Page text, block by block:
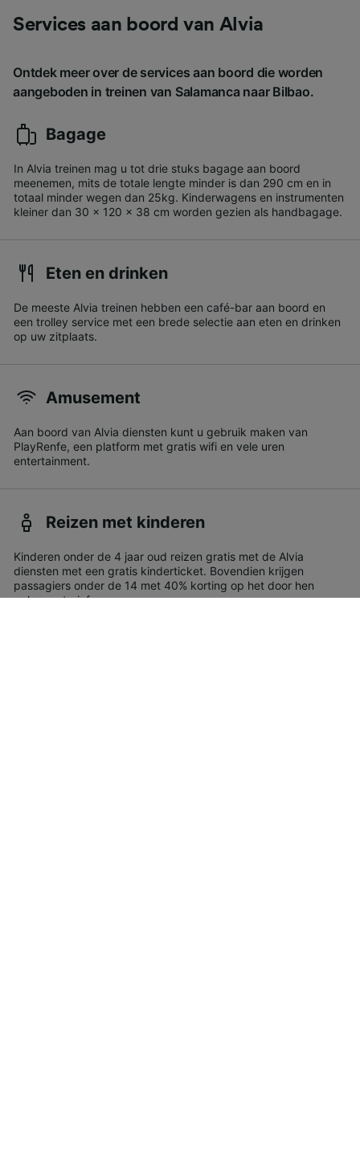
Services aan boord van Alvia
Ontdek meer over de services aan boord die worden
aangeboden in treinen van Salamanca naar Bilbao.
Bagage
In Alvia treinen mag u tot drie stuks bagage aan boord
meenemen, mits de totale lengte minder is dan 290 cm en in
totaal minder wegen dan 25kg. Kinderwagens en instrumenten
kleiner dan 30 x 120 x 38 cm worden gezien als handbagage.
Eten en drinken
De meeste Alvia treinen hebben een café-bar aan boord en
een trolley service met een brede selectie aan eten en drinken
op uw zitplaats.
Amusement
Aan boord van Alvia diensten kunt u gebruik maken van
PlayRenfe, een platform met gratis wifi en vele uren
entertainment.
Reizen met kinderen
Kinderen onder de 4 jaar oud reizen gratis met de Alvia
diensten met een gratis kinderticket. Bovendien krijgen
passagiers onder de 14 met 40% korting op het door hen
gekozen tarief.